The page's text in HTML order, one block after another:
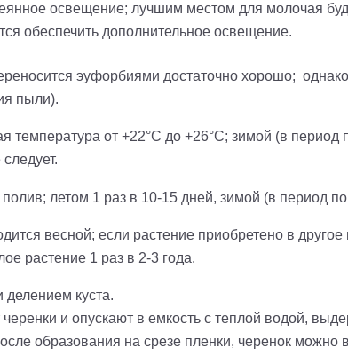
освещение; лучшим местом для молочая
обеспечить дополнительное освещение.
эуфорбиями достаточно хорошо;
пыли).
температура от +22°С до +26°С; зимой (в
летом 1 раз в 10-15 дней, зимой (в период
весной; если растение приобретено в
растение 1 раз в 2-3 года.
куста.
и опускают в емкость с теплой водой,
образования на срезе пленки, черенок можно